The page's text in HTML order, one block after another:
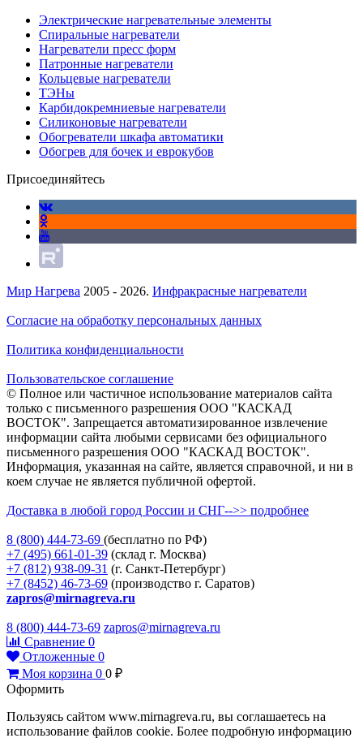
Электрические нагревательные элементы
Спиральные нагреватели
Нагреватели пресс форм
Патронные нагреватели
Кольцевые нагреватели
ТЭНы
Карбидокремниевые нагреватели
Силиконовые нагреватели
Обогреватели шкафа автоматики
Обогрев для бочек и еврокубов
Присоединяйтесь
Мир Нагрева 2005 - 2026. Инфракрасные нагреватели
Согласие на обработку персональных данных
Политика конфиденциальности
Пользовательское соглашение
© Полное или частичное использование материалов сайта
только с письменного разрешения ООО "КАСКАД
ВОСТОК". Запрещается автоматизированное извлечение
информации сайта любыми сервисами без официального
письменного разрешения ООО "КАСКАД ВОСТОК".
Информация, указанная на сайте, является справочной, и ни в
коем случае не является публичной офертой.
Доставка в любой город России и СНГ-->> подробнее
8 (800) 444-73-69 (бесплатно по РФ)
+7 (495) 661-01-39 (склад г. Москва)
+7 (812) 938-09-31 (г. Санкт-Петербург)
+7 (8452) 46-73-69 (производство г. Саратов)
zapros@mirnagreva.ru
8 (800) 444-73-69 zapros@mirnagreva.ru
Сравнение 0
Отложенные 0
Моя корзина 0 0 ₽
Оформить
Пользуясь сайтом www.mirnagreva.ru, вы соглашаетесь на
использование файлов cookie. Более подробную информацию